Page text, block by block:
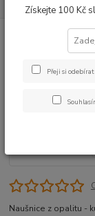
Šperky z
Naušnice z opalitu -
Získejte 100 Kč
Přeji si